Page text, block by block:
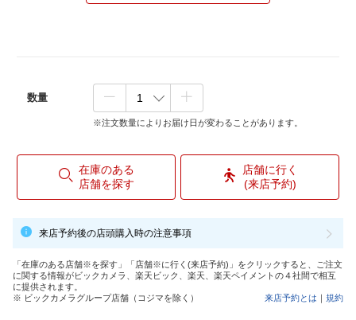
数量
※注文数量によりお届け日が変わることがあります。
在庫のある
店舗を探す
店舗に行く
(来店予約)
来店予約後の店頭購入時の注意事項
「在庫のある店舗※を探す」「店舗※に行く(来店予約)」をクリックすると、ご注文
に関する情報がビックカメラ、楽天ビック、楽天、楽天ペイメントの４社間で相互
に提供されます。
※ ビックカメラグループ店舗（コジマを除く）
来店予約とは ｜ 規約